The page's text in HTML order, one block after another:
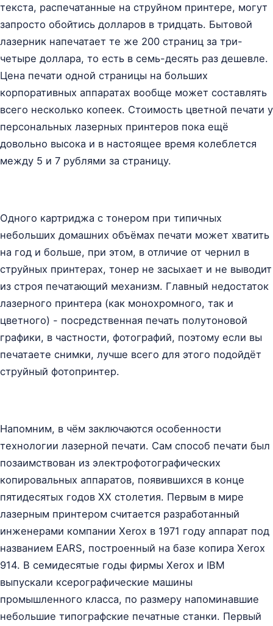
текста, распечатанные на струйном принтере, могут
запросто обойтись долларов в тридцать. Бытовой
лазерник напечатает те же 200 страниц за три-
четыре доллара, то есть в семь-десять раз дешевле.
Цена печати одной страницы на больших
корпоративных аппаратах вообще может составлять
всего несколько копеек. Стоимость цветной печати у
персональных лазерных принтеров пока ещё
довольно высока и в настоящее время колеблется
между 5 и 7 рублями за страницу.
Одного картриджа с тонером при типичных
небольших домашних объёмах печати может хватить
на год и больше, при этом, в отличие от чернил в
струйных принтерах, тонер не засыхает и не выводит
из строя печатающий механизм. Главный недостаток
лазерного принтера (как монохромного, так и
цветного) - посредственная печать полутоновой
графики, в частности, фотографий, поэтому если вы
печатаете снимки, лучше всего для этого подойдёт
струйный фотопринтер.
Напомним, в чём заключаются особенности
технологии лазерной печати. Сам способ печати был
позаимствован из электрофотографических
копировальных аппаратов, появившихся в конце
пятидесятых годов XX столетия. Первым в мире
лазерным принтером считается разработанный
инженерами компании Xerox в 1971 году аппарат под
названием EARS, построенный на базе копира Xerox
914. В семидесятые годы фирмы Xerox и IBM
выпускали ксерографические машины
промышленного класса, по размеру напоминавшие
небольшие типографские печатные станки. Первый